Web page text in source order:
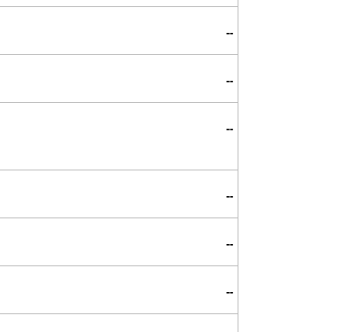
--
--
--
--
--
--